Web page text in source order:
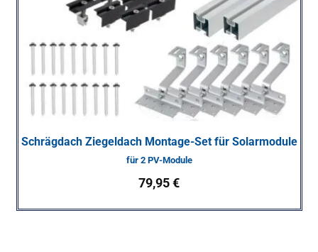
Schrägdach Ziegeldach Montage-Set für Solarmodule
für 2 PV-Module
79,95€